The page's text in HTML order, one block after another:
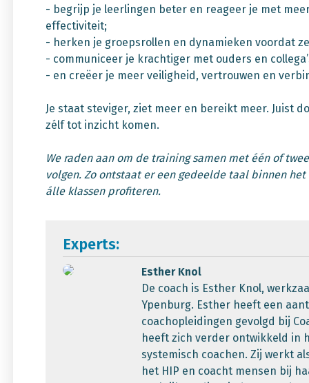
- begrijp je leerlingen beter en reageer je met
effectiviteit;
- herken je groepsrollen en dynamieken voordat
- communiceer je krachtiger met ouders en
- en creëer je meer veiligheid, vertrouwen en
Je staat steviger, ziet meer en bereikt meer. Juist
zélf tot inzicht komen.
We raden aan om de training samen met één of
volgen. Zo ontstaat er een gedeelde taal binnen het
álle klassen profiteren.
Experts:
Esther Knol
De coach is Esther Knol,
Ypenburg. Esther heeft een
coachopleidingen gevolgd bij
heeft zich verder ontwikkeld in
systemisch coachen. Zij werkt
het HIP en coacht mensen bij